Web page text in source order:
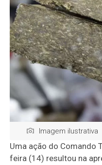
Imagem ilustrativa
Uma ação do Comando
feira (14) resultou na